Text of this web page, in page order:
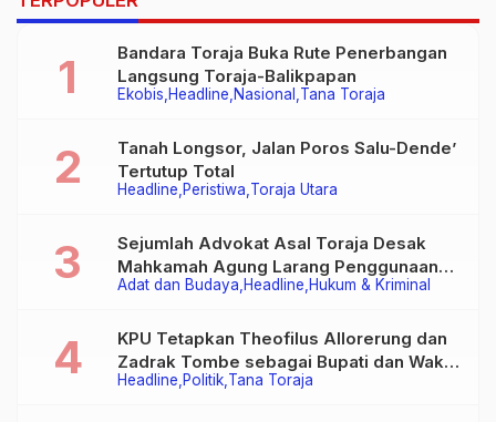
Ekobis Headline Nasional Tana Toraja
Bandara Toraja Buka Rute Penerbangan
Langsung Toraja-Balikpapan
Headline Peristiwa Toraja Utara
Tanah Longsor, Jalan Poros Salu-Dende’
Tertutup Total
Adat dan Budaya Headline Hukum & Kriminal
Sejumlah Advokat Asal Toraja Desak
Mahkamah Agung Larang Penggunaan
Alat Berat pada Eksekusi Rumah Adat
Headline Politik Tana Toraja
KPU Tetapkan Theofilus Allorerung dan
Zadrak Tombe sebagai Bupati dan Wakil
Bupati Tana Toraja Terpilih